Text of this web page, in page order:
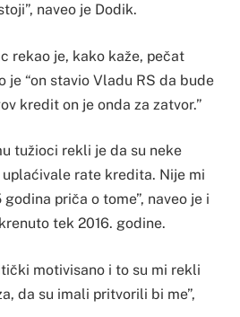
naveo je Dodik.
rekao je, kako kaže, pečat
je “on stavio Vladu RS da bude
kredit on je onda za zatvor.”
tužioci rekli je da su neke
rate kredita. Nije mi
priča o tome”, naveo je i
tek 2016. godine.
motivisano i to su mi rekli
da su imali pritvorili bi me”,